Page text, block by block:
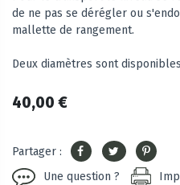
de ne pas se dérégler ou
mallette de rangement.
Deux diamètres sont
40,00 €
Partager :
Une question ?